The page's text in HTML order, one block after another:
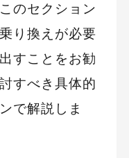
のセクション
り換えが必要
すことをお勧
すべき具体的
で解説しま